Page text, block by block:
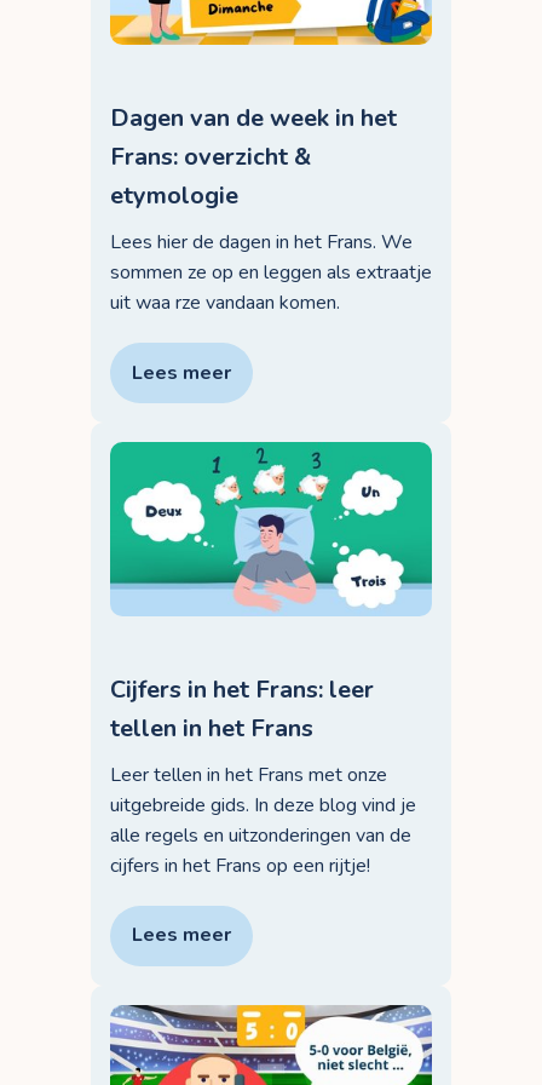
Dagen van de week in het
Frans: overzicht &
etymologie
Lees hier de dagen in het Frans. We
sommen ze op en leggen als extraatje
uit waa rze vandaan komen.
Lees meer
Cijfers in het Frans: leer
tellen in het Frans
Leer tellen in het Frans met onze
uitgebreide gids. In deze blog vind je
alle regels en uitzonderingen van de
cijfers in het Frans op een rijtje!
Lees meer